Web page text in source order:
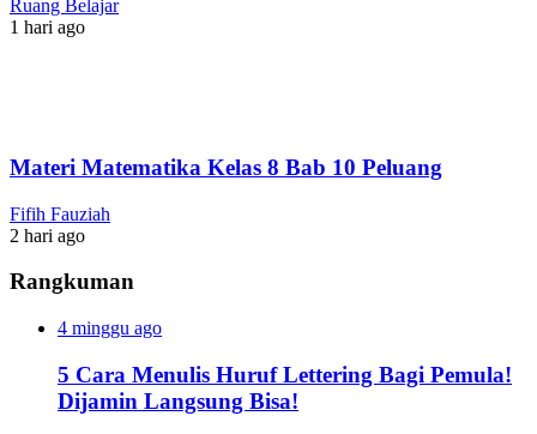
Ruang Belajar
1 hari ago
Materi Matematika Kelas 8 Bab 10 Peluang
Fifih Fauziah
2 hari ago
Rangkuman
4 minggu ago
5 Cara Menulis Huruf Lettering Bagi Pemula!
Dijamin Langsung Bisa!